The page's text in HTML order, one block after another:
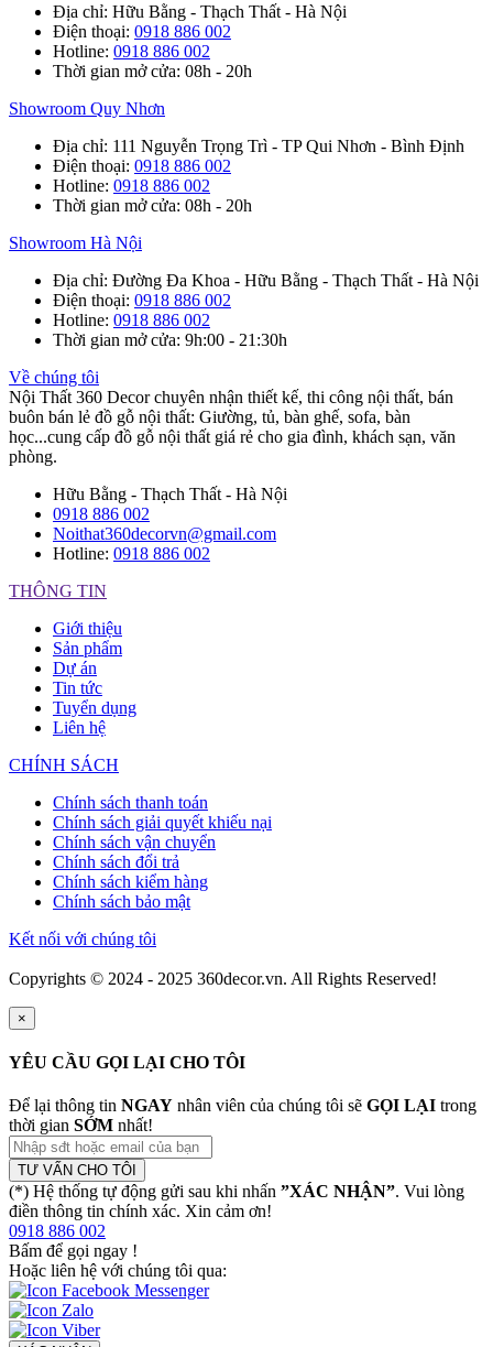
Địa chỉ: Hữu Bằng - Thạch Thất - Hà Nội
Điện thoại: 0918 886 002
Hotline: 0918 886 002
Thời gian mở cửa: 08h - 20h
Showroom Quy Nhơn
Địa chỉ: 111 Nguyễn Trọng Trì - TP Qui Nhơn - Bình Định
Điện thoại: 0918 886 002
Hotline: 0918 886 002
Thời gian mở cửa: 08h - 20h
Showroom Hà Nội
Địa chỉ: Đường Đa Khoa - Hữu Bằng - Thạch Thất - Hà Nội
Điện thoại: 0918 886 002
Hotline: 0918 886 002
Thời gian mở cửa: 9h:00 - 21:30h
Về chúng tôi
Nội Thất 360 Decor chuyên nhận thiết kế, thi công nội thất, bán
buôn bán lẻ đồ gỗ nội thất: Giường, tủ, bàn ghế, sofa, bàn
học...cung cấp đồ gỗ nội thất giá rẻ cho gia đình, khách sạn, văn
phòng.
Hữu Bằng - Thạch Thất - Hà Nội
0918 886 002
Noithat360decorvn@gmail.com
Hotline: 0918 886 002
THÔNG TIN
Giới thiệu
Sản phẩm
Dự án
Tin tức
Tuyển dụng
Liên hệ
CHÍNH SÁCH
Chính sách thanh toán
Chính sách giải quyết khiếu nại
Chính sách vận chuyển
Chính sách đổi trả
Chính sách kiểm hàng
Chính sách bảo mật
Kết nối với chúng tôi
Copyrights © 2024 - 2025 360decor.vn. All Rights Reserved!
×
YÊU CẦU GỌI LẠI CHO TÔI
Để lại thông tin NGAY nhân viên của chúng tôi sẽ GỌI LẠI trong
thời gian SỚM nhất!
TƯ VẤN CHO TÔI
(*) Hệ thống tự động gửi sau khi nhấn ”XÁC NHẬN”. Vui lòng
điền thông tin chính xác. Xin cảm ơn!
0918 886 002
Bấm để gọi ngay !
Hoặc liên hệ với chúng tôi qua: